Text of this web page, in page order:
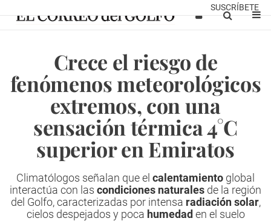
SUSCRÍBETE
Crece el riesgo de
fenómenos meteorológicos
extremos, con una
sensación térmica 4°C
superior en Emiratos
Climatólogos señalan que el calentamiento global
interactúa con las condiciones naturales de la región
del Golfo, caracterizadas por intensa radiación solar,
cielos despejados y poca humedad en el suelo